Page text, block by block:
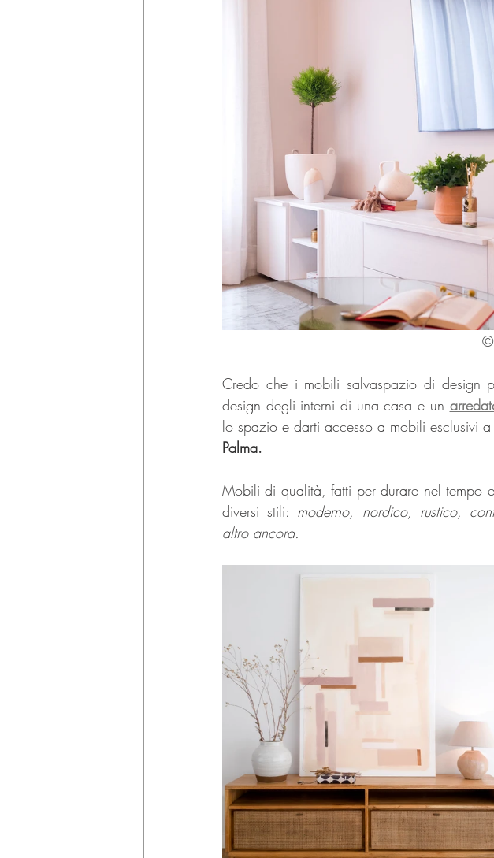
©
Credo che i mobili salvaspazio di design
design degli interni di una casa e un
lo spazio e darti accesso a mobili esclusivi a
Palma.
Mobili di qualità, fatti per durare nel tempo
diversi stili: moderno, nordico, rustico,
altro ancora.